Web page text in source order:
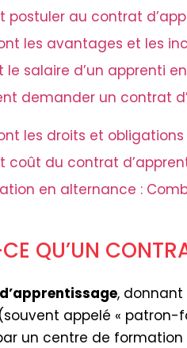
postuler au contrat
les avantages et les
le salaire d’un apprenti
demander un contrat
les droits et
coût du contrat
en alternance :
QU’UN
,
appelé « patron-
un centre de